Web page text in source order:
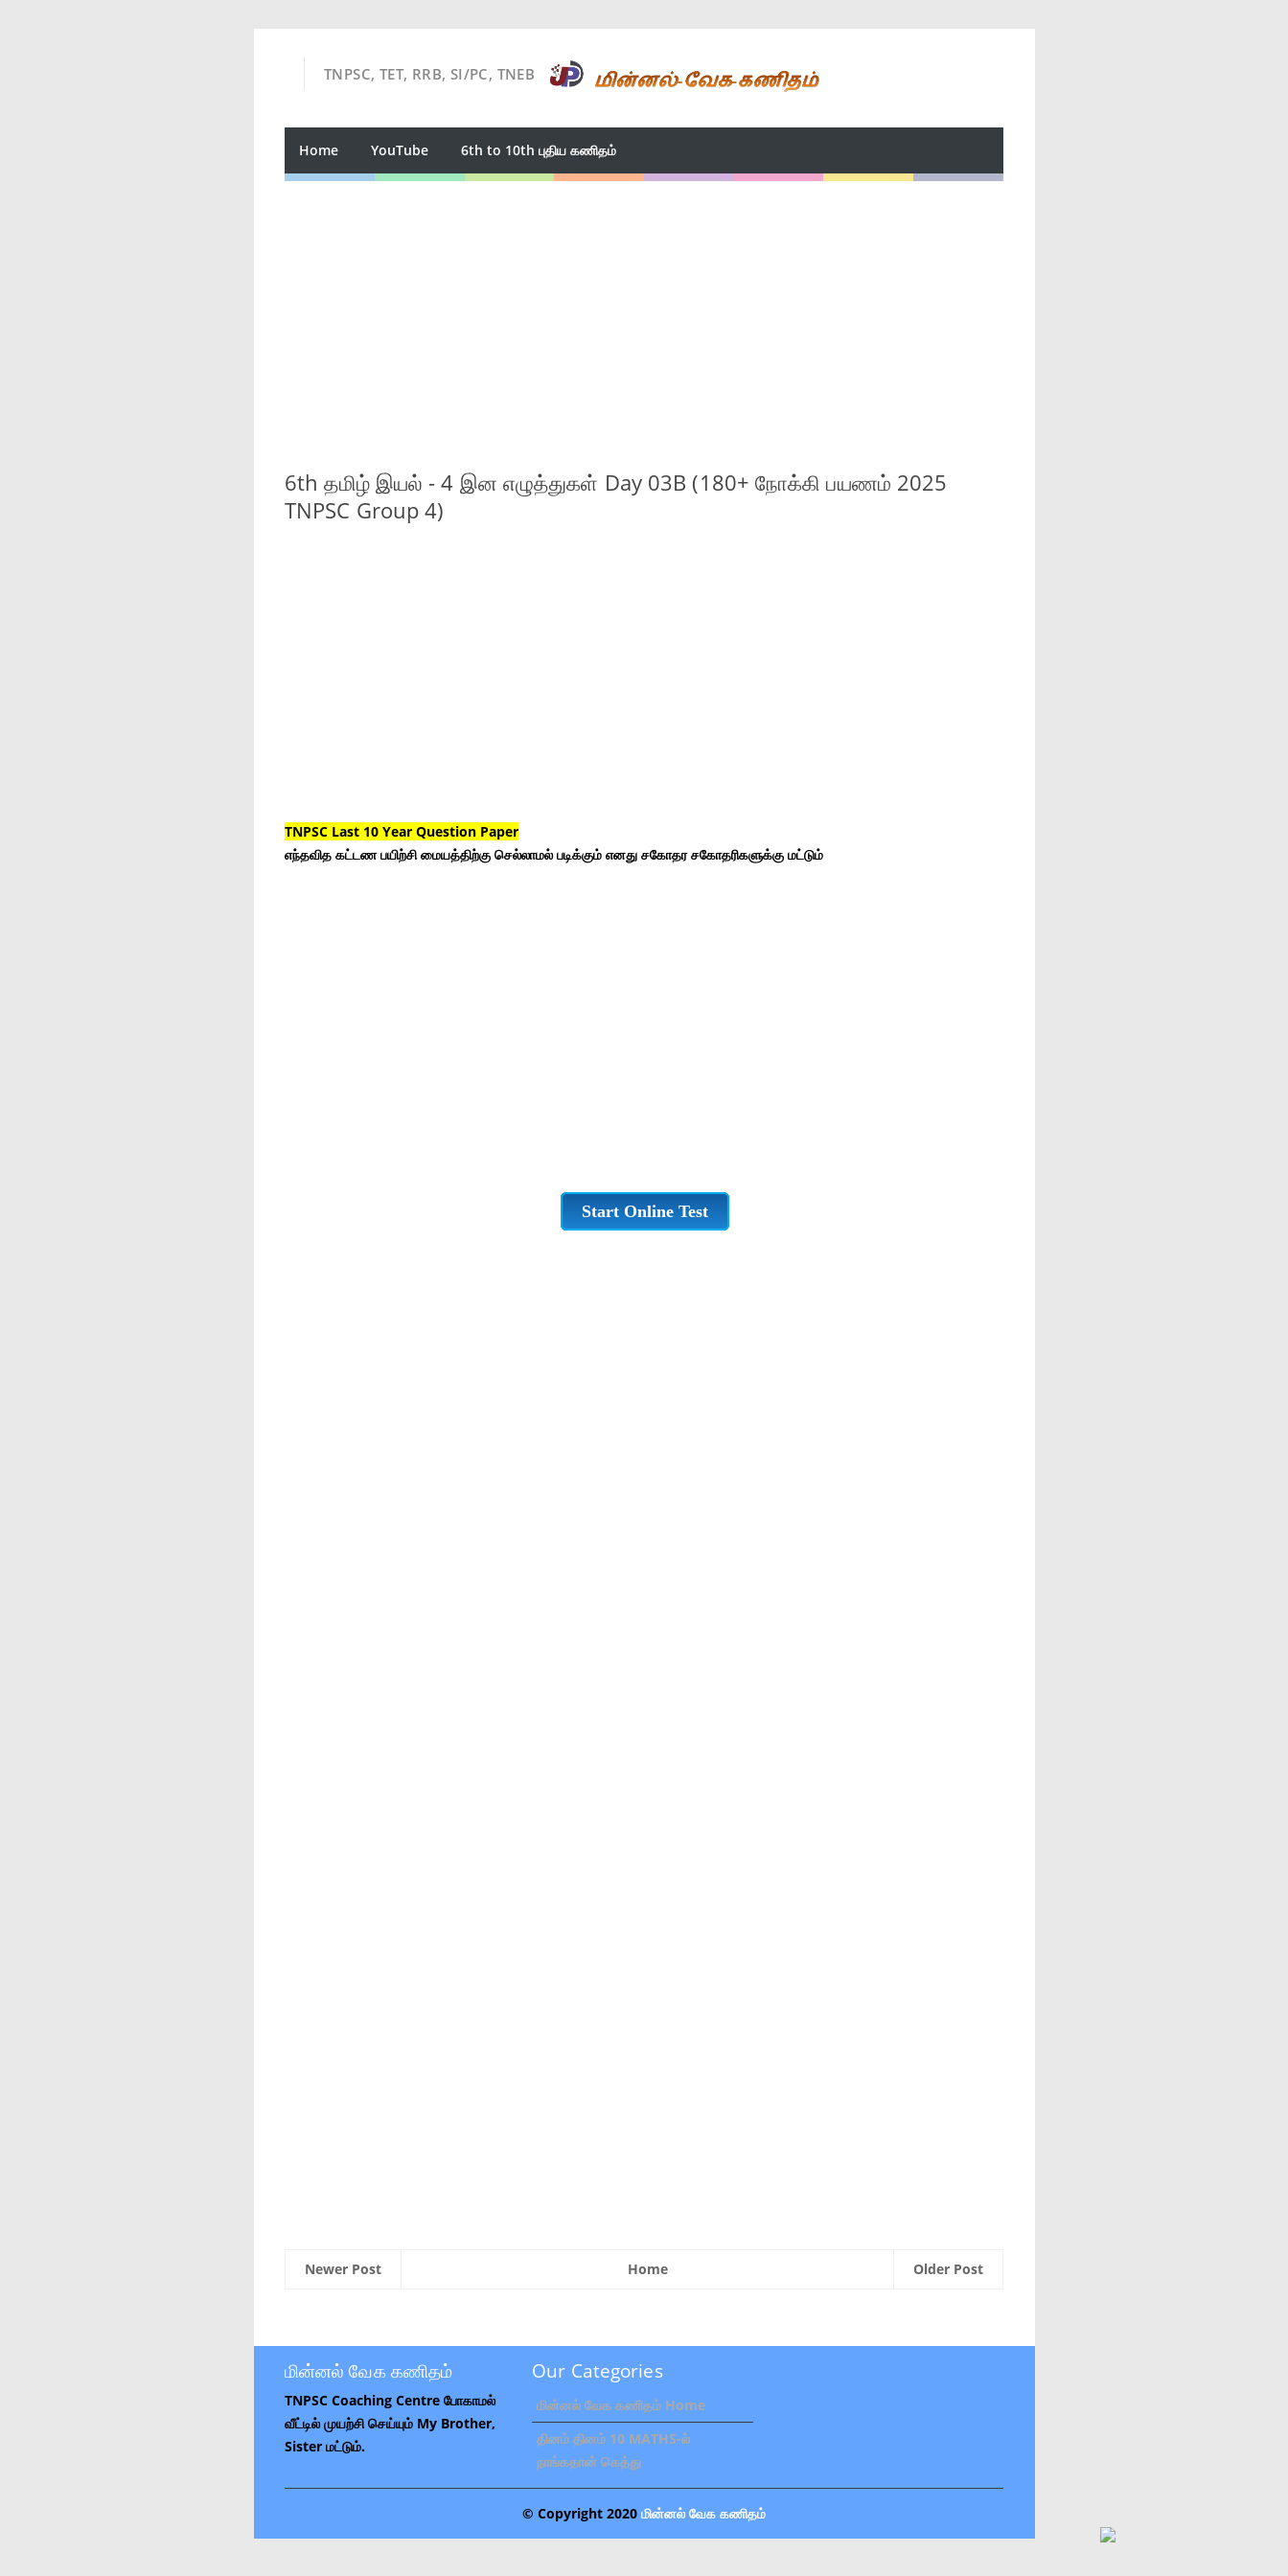
TNPSC, TET, RRB, SI/PC, TNEB
Home YouTube 6th to 10th புதிய கணிதம்
6th தமிழ் இயல் - 4 இன எழுத்துகள் Day 03B (180+ நோக்கி பயணம் 2025
TNPSC Group 4)
TNPSC Last 10 Year Question Paper
எந்தவித கட்டண பயிற்சி மையத்திற்கு செல்லாமல் படிக்கும் எனது சகோதர சகோதரிகளுக்கு மட்டும்
Start Online Test
Newer Post Older Post
Home
மின்னல் வேக கணிதம்
TNPSC Coaching Centre போகாமல்
வீட்டில் முயற்சி செய்யும் My Brother,
Sister மட்டும்.
Our Categories
மின்னல் வேக கணிதம் Home
தினம் தினம் 10 MATHS-ல்
நாங்கதான் கெத்து
© Copyright 2020 மின்னல் வேக கணிதம்